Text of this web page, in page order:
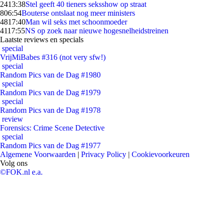
2413:38Stel geeft 40 tieners seksshow op straat
806:54Bouterse ontslaat nog meer ministers
4817:40Man wil seks met schoonmoeder
4117:55NS op zoek naar nieuwe hogesnelheidstreinen
Laatste reviews en specials
special
VrijMiBabes #316 (not very sfw!)
special
Random Pics van de Dag #1980
special
Random Pics van de Dag #1979
special
Random Pics van de Dag #1978
review
Forensics: Crime Scene Detective
special
Random Pics van de Dag #1977
Algemene Voorwaarden | Privacy Policy | Cookievoorkeuren
Volg ons
©FOK.nl e.a.